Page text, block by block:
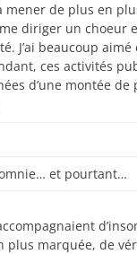
mener de plus en
diriger un choeur
J’ai beaucoup aimé
ces activités
d’une montée de
et pourtant…
plus marquée, de